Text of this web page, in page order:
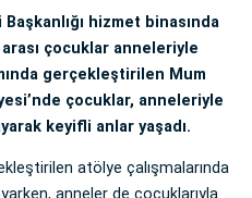
hizmet binasında
çocuklar anneleriyle
gerçekleştirilen Mum
çocuklar, anneleriyle
keyifli anlar yaşadı.
atölye çalışmalarında